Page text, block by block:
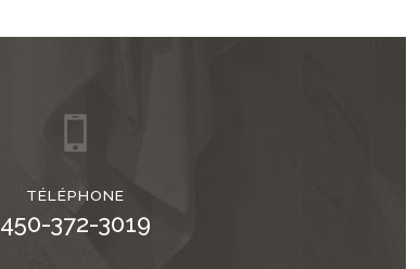
TÉLÉPHONE
450-372-3019